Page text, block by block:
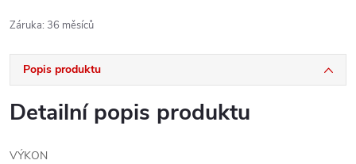
Záruka: 36 měsíců
Popis produktu
Detailní popis produktu
VÝKON